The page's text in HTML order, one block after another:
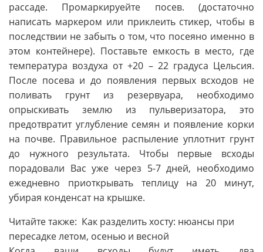
рассаде. Промаркируейте посев. (достаточно
написать маркером или приклеить стикер, чтобы в
последствии не забыть о том, что посеяно именно в
этом контейнере). Поставьте емкость в место, где
температура воздуха от +20 – 22 градуса Цельсия.
После посева и до появления первых всходов не
поливать грунт из резервуара, необходимо
опрыскивать землю из пульверизатора, это
предотвратит углубление семян и появление корки
на почве. Правильное распыление уплотнит грунт
до нужного результата. Чтобы первые всходы
порадовали Вас уже через 5-7 дней, необходимо
ежедневно приоткрывать теплицу на 20 минут,
убирая конденсат на крышке.
Читайте также: Как разделить хосту: нюансы при
пересадке летом, осенью и весной